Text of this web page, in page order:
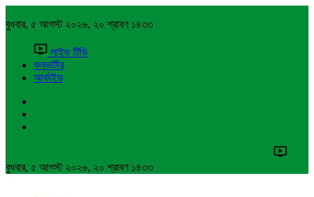
বুধবার, ৫ আগস্ট ২০২৬, ২০ শ্রাবণ ১৪৩৩
লাইভ টিভি
কনভার্টার
আর্কাইভ
বুধবার, ৫ আগস্ট ২০২৬, ২০ শ্রাবণ ১৪৩৩